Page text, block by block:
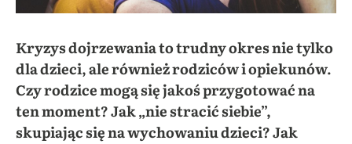
Kryzys dojrzewania to trudny okres nie tylko
dla dzieci, ale również rodziców i opiekunów.
Czy rodzice mogą się jakoś przygotować na
ten moment? Jak „nie stracić siebie”,
skupiając się na wychowaniu dzieci? Jak